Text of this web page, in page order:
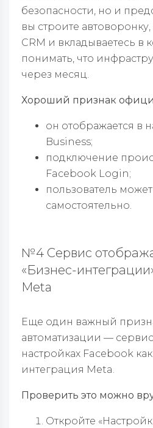
безопасности, но и
вы строите
CRM и вкладываетесь в
понимать, что
через месяц.
Хороший признак
он отображается в
Business;
подключение
Facebook Login;
пользователь может
самостоятельно.
№4 Сервис
«Бизнес-
Meta
Еще один важный
автоматизации —
настройках Facebook
интеграция Meta.
Проверить это можно
Откройте